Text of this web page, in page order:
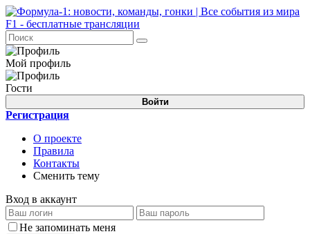
Мой профиль
Гости
Войти
Регистрация
О проекте
Правила
Контакты
Сменить тему
Вход в аккаунт
Не запоминать меня